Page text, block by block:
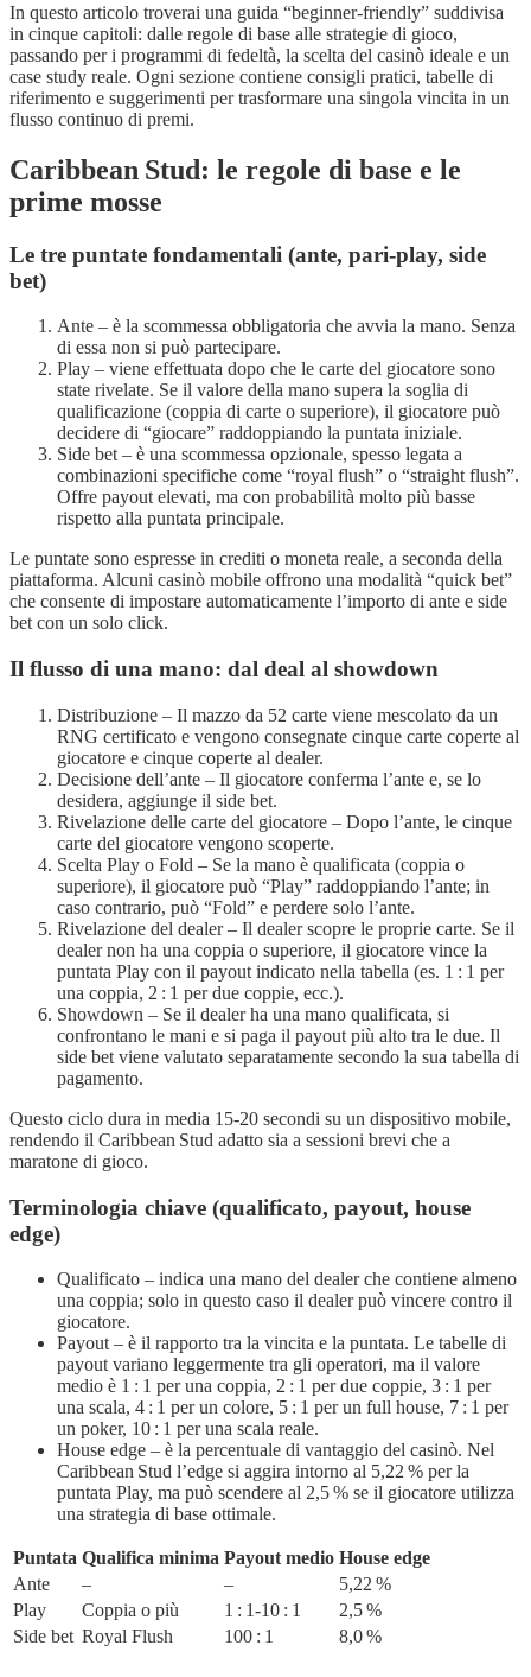
In questo articolo troverai una guida “beginner‑friendly” suddivisa
in cinque capitoli: dalle regole di base alle strategie di gioco,
passando per i programmi di fedeltà, la scelta del casinò ideale e un
case study reale. Ogni sezione contiene consigli pratici, tabelle di
riferimento e suggerimenti per trasformare una singola vincita in un
flusso continuo di premi.
Caribbean Stud: le regole di base e le
prime mosse
Le tre puntate fondamentali (ante, pari‑play, side
bet)
Ante – è la scommessa obbligatoria che avvia la mano. Senza
di essa non si può partecipare.
Play – viene effettuata dopo che le carte del giocatore sono
state rivelate. Se il valore della mano supera la soglia di
qualificazione (coppia di carte o superiore), il giocatore può
decidere di “giocare” raddoppiando la puntata iniziale.
Side bet – è una scommessa opzionale, spesso legata a
combinazioni specifiche come “royal flush” o “straight flush”.
Offre payout elevati, ma con probabilità molto più basse
rispetto alla puntata principale.
Le puntate sono espresse in crediti o moneta reale, a seconda della
piattaforma. Alcuni casinò mobile offrono una modalità “quick bet”
che consente di impostare automaticamente l’importo di ante e side
bet con un solo click.
Il flusso di una mano: dal deal al showdown
Distribuzione – Il mazzo da 52 carte viene mescolato da un
RNG certificato e vengono consegnate cinque carte coperte al
giocatore e cinque coperte al dealer.
Decisione dell’ante – Il giocatore conferma l’ante e, se lo
desidera, aggiunge il side bet.
Rivelazione delle carte del giocatore – Dopo l’ante, le cinque
carte del giocatore vengono scoperte.
Scelta Play o Fold – Se la mano è qualificata (coppia o
superiore), il giocatore può “Play” raddoppiando l’ante; in
caso contrario, può “Fold” e perdere solo l’ante.
Rivelazione del dealer – Il dealer scopre le proprie carte. Se il
dealer non ha una coppia o superiore, il giocatore vince la
puntata Play con il payout indicato nella tabella (es. 1 : 1 per
una coppia, 2 : 1 per due coppie, ecc.).
Showdown – Se il dealer ha una mano qualificata, si
confrontano le mani e si paga il payout più alto tra le due. Il
side bet viene valutato separatamente secondo la sua tabella di
pagamento.
Questo ciclo dura in media 15‑20 secondi su un dispositivo mobile,
rendendo il Caribbean Stud adatto sia a sessioni brevi che a
maratone di gioco.
Terminologia chiave (qualificato, payout, house
edge)
Qualificato – indica una mano del dealer che contiene almeno
una coppia; solo in questo caso il dealer può vincere contro il
giocatore.
Payout – è il rapporto tra la vincita e la puntata. Le tabelle di
payout variano leggermente tra gli operatori, ma il valore
medio è 1 : 1 per una coppia, 2 : 1 per due coppie, 3 : 1 per
una scala, 4 : 1 per un colore, 5 : 1 per un full house, 7 : 1 per
un poker, 10 : 1 per una scala reale.
House edge – è la percentuale di vantaggio del casinò. Nel
Caribbean Stud l’edge si aggira intorno al 5,22 % per la
puntata Play, ma può scendere al 2,5 % se il giocatore utilizza
una strategia di base ottimale.
Puntata Qualifica minima Payout medio House edge
Ante
– –
5,22 %
Play
Coppia o più 1 : 1‑10 : 1
2,5 %
Side bet Royal Flush 100 : 1 8,0 %